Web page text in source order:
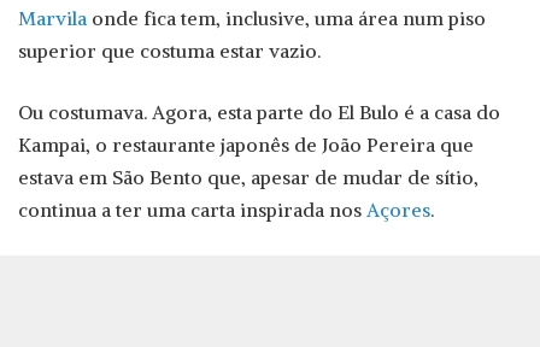
Marvila onde fica tem, inclusive, uma área num piso
superior que costuma estar vazio.
Ou costumava. Agora, esta parte do El Bulo é a casa do
Kampai, o restaurante japonês de João Pereira que
estava em São Bento que, apesar de mudar de sítio,
continua a ter uma carta inspirada nos Açores.